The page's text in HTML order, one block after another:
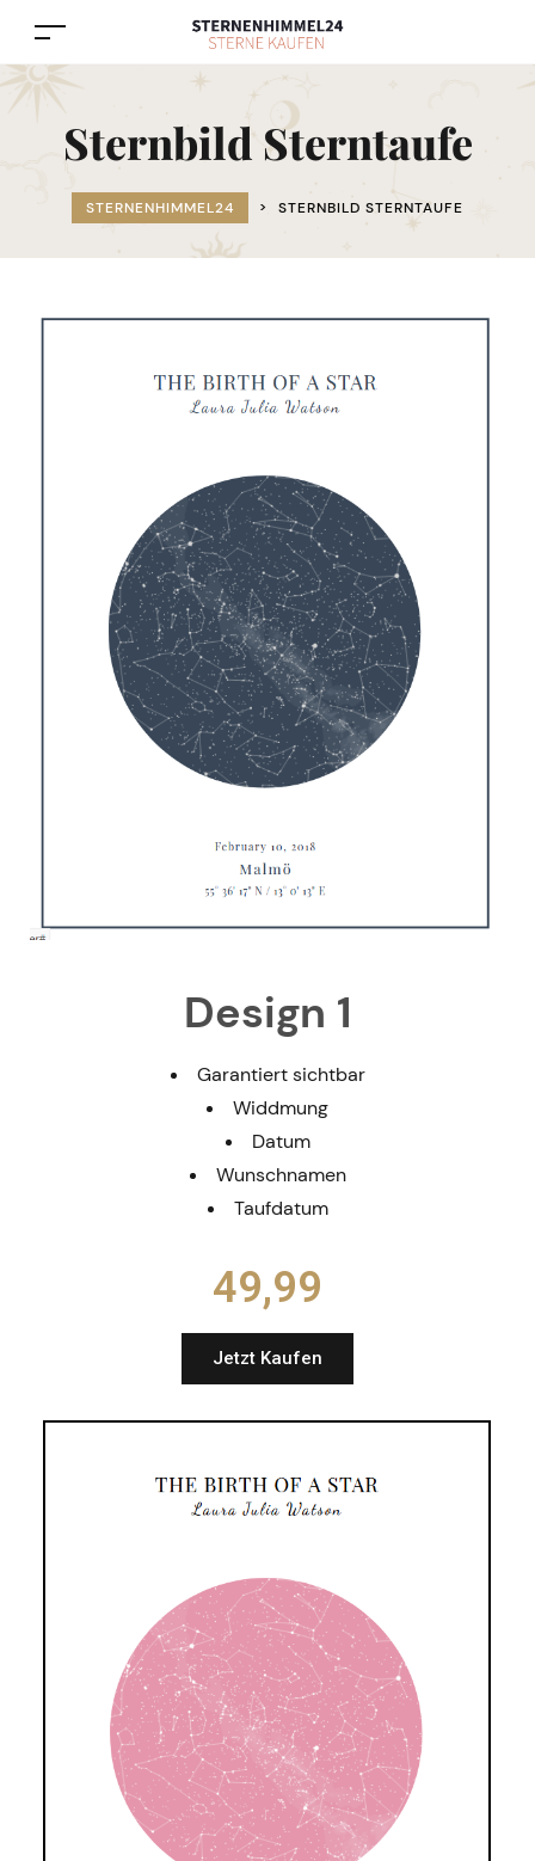
Sternbild Sterntaufe
STERNENHIMMEL24 > STERNBILD STERNTAUFE
Design 1
Garantiert sichtbar
Widdmung
Datum
Wunschnamen
Taufdatum
49,99​
Jetzt Kaufen